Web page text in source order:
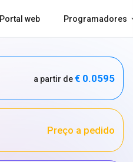
Portal web Programadores
a partir de€ 0.0595
Preço a pedido